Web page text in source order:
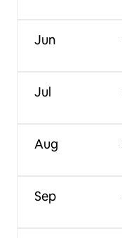
Jun
Jul
Aug
Sep